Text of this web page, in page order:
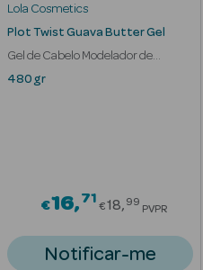
Acessórios
Banho
Lola Cosmetics
Plot Twist Guava Butter Gel
Gel de Cabelo Modelador de
Caracóis
480 gr
€16 71Price
€18 99
PVPR
Notificar-me